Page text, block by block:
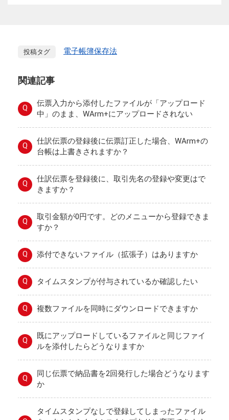
投稿タグ 電子帳簿保存法
関連記事
Q
伝票入力から添付したファイルが「アップロード
中」のまま、WArm+にアップロードされない
Q
仕訳伝票の登録後に伝票訂正した場合、WArm+の
台帳は上書きされますか？
Q
仕訳伝票を登録後に、取引先名の登録や変更はで
きますか？
Q
取引金額が0円です。どのメニューから登録できま
すか？
Q 添付できないファイル（拡張子）はありますか
Q タイムスタンプが付与されているか確認したい
Q 複数ファイルを同時にダウンロードできますか
Q
既にアップロードしているファイルと同じファイ
ルを添付したらどうなりますか
Q
同じ伝票で納品書を2回発行した場合どうなります
か
タイムスタンプなしで登録してしまったファイル